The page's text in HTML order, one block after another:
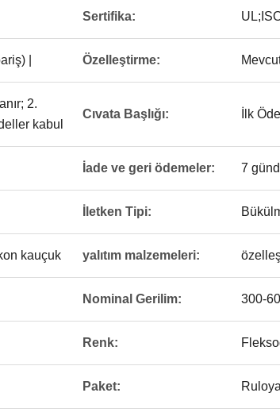
Sertifika:
| Özelleştirme:
2.
kabul
Cıvata Başlığı: İlk
İade ve geri ödemeler: 7
İletken Tipi:
kauçuk yalıtım malzemeleri:
Nominal Gerilim: 300-
Renk:
Paket: